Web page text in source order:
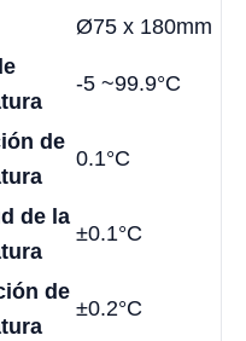
Ø75 x 180mm
-5 ~99.9°C
de
0.1°C
de la
±0.1°C
de
±0.2°C